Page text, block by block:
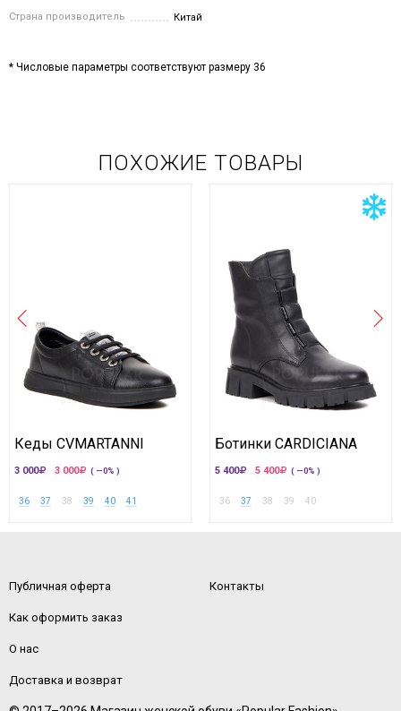
Страна производитель Китай
* Числовые параметры соответствуют размеру 36
ПОХОЖИЕ ТОВАРЫ
Кеды CVMARTANNI
3 000 3 000 ( —0% )
36 37 38 39 40 41
Ботинки CARDICIANA
5 400 5 400 ( —0% )
36 37 38 39 40
Публичная оферта
Как оформить заказ
О нас
Доставка и возврат
Контакты